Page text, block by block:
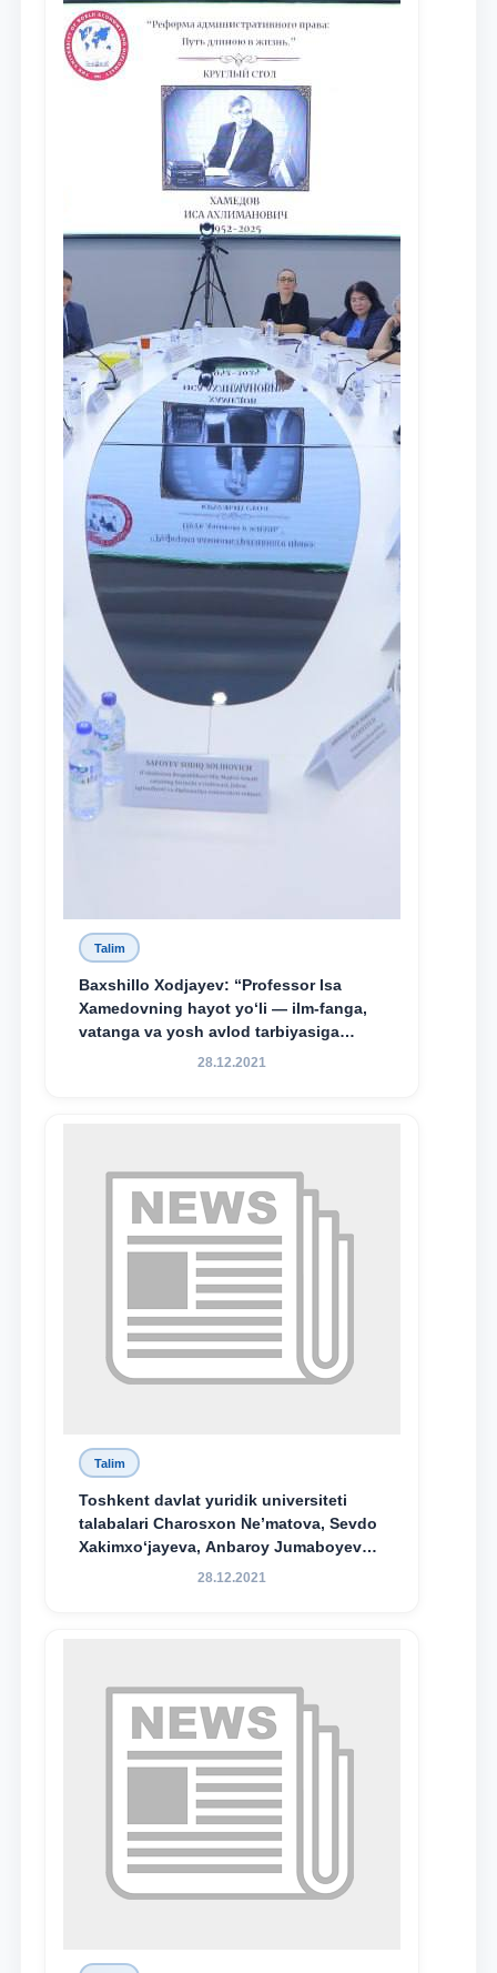
dayjesti
Talim
Baxshillo Xodjayev: “Professor Isa
Xamedovning hayot yo‘li — ilm-fanga,
vatanga va yosh avlod tarbiyasiga
sodiqlikning oliy namunasidir”.
28.12.2021
Talim
Toshkent davlat yuridik universiteti
talabalari Charosxon Ne’matova, Sevdo
Xakimxo‘jayeva, Anbaroy Jumaboyeva
hamda TDYU qoshidagi M.S.Vosiqova
bo‘ldi.
28.12.2021